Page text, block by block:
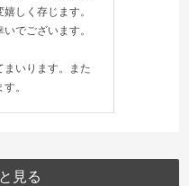
しく存じます。
でございます。
まいります。また
。
見る